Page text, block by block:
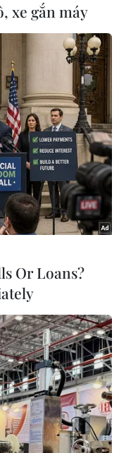
với Sở Tài
tham mưu Ủy
sở vật chất,
phí hoạt động
với Sở Y tế
tham gia vận
tiện cho
tế.
và các đơn vị
dân tỉnh bố
sở vật chất,
của Bệnh
tỉnh Hà Nam
trì, phối hợp
liên quan đến
cho bệnh viện.
lực lượng làm
xe gắn máy
Or Loans?